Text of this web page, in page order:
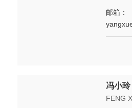
邮箱：
冯小玲
FENG